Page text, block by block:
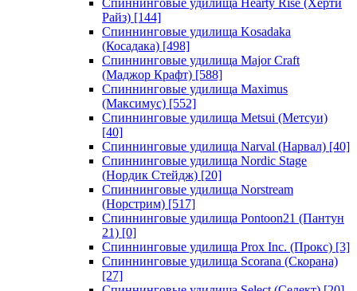
Спиннинговые удилища Hearty Rise (Херти
Райз) [144]
Спиннинговые удилища Kosadaka
(Косадака) [498]
Спиннинговые удилища Major Craft
(Маджор Крафт) [588]
Спиннинговые удилища Maximus
(Максимус) [552]
Спиннинговые удилища Metsui (Метсуи)
[40]
Спиннинговые удилища Narval (Нарвал) [40]
Спиннинговые удилища Nordic Stage
(Нордик Стейдж) [20]
Спиннинговые удилища Norstream
(Норстрим) [517]
Спиннинговые удилища Pontoon21 (Пантун
21) [0]
Спиннинговые удилища Prox Inc. (Прокс) [3]
Спиннинговые удилища Scorana (Скорана)
[27]